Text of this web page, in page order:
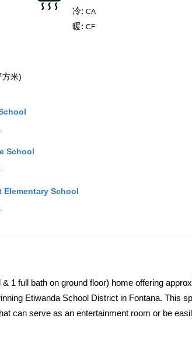
冷:CA
暖:CF
方米)
School
Elementary School
1 full bath on ground floor) home offering
Etiwanda School District in Fontana. This
can serve as an entertainment room or be
in 2022), smart thermostats, and smart